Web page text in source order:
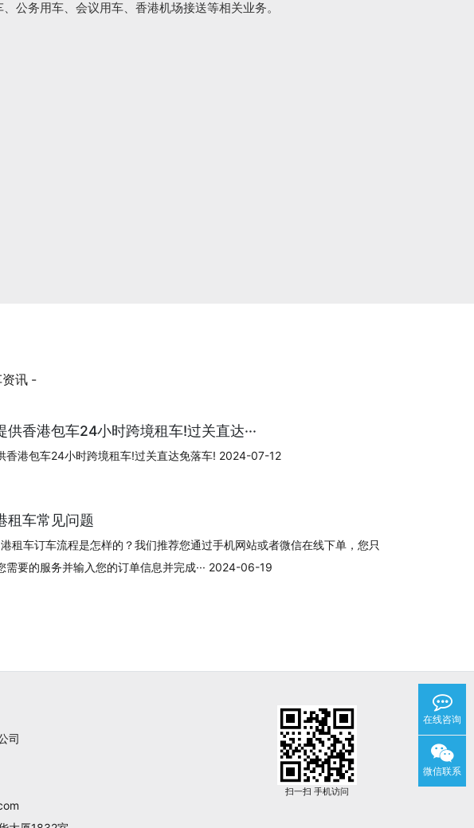
公务用车、会议用车、香港机场接送等相关业务。
资讯 -
供香港包车24小时跨境租车!过关直达···
香港包车24小时跨境租车!过关直达免落车! 2024-07-12
租车常见问题
租车订车流程是怎样的？我们推荐您通过手机网站或者微信在线下单，您只
需要的服务并输入您的订单信息并完成··· 2024-06-19
司
扫一扫 手机访问
在线咨询
微信联系